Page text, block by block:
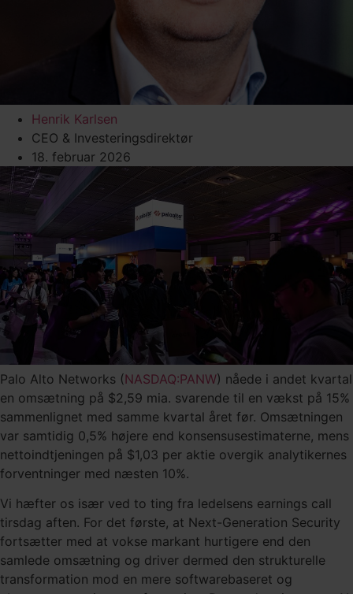
Henrik Karlsen
CEO & Investeringsdirektør
18. februar 2026
Palo Alto Networks (NASDAQ:PANW) nåede i andet kvartal
en omsætning på $2,59 mia. svarende til en vækst på 15%
sammenlignet med samme kvartal året før. Omsætningen
var samtidig 0,5% højere end konsensusestimaterne, mens
nettoindtjeningen på $1,03 per aktie overgik analytikernes
forventninger med næsten 10%.
Vi hæfter os især ved to ting fra ledelsens earnings call
tirsdag aften. For det første, at Next-Generation Security
fortsætter med at vokse markant hurtigere end den
samlede omsætning og driver dermed den strukturelle
transformation mod en mere softwarebaseret og